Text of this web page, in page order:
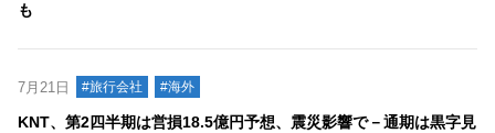
も
7月21日 #旅行会社 #海外
KNT、第2四半期は営損18.5億円予想、震災影響で－通期は黒字見